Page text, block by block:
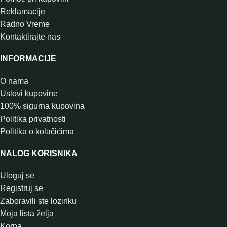
Reklamacije
Radno Vreme
Kontaktirajte nas
INFORMACIJE
O nama
Uslovi kupovine
100% sigurna kupovina
Politika privatnosti
Politika o kolačićima
NALOG KORISNIKA
Uloguj se
Registruj se
Zaboravili ste lozinku
Moja lista želja